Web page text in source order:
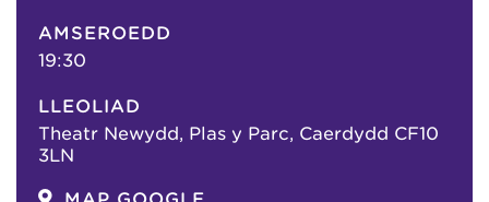
AMSEROEDD
19:30
LLEOLIAD
Theatr Newydd, Plas y Parc, Caerdydd CF10
3LN